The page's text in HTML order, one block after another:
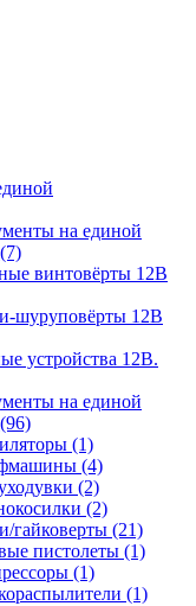
на единой
(7)
винтовёрты 12В
шуруповёрты 12В
устройства 12В.
на единой
(96)
(1)
(4)
(2)
(2)
гайковерты (21)
пистолеты (1)
(1)
(1)